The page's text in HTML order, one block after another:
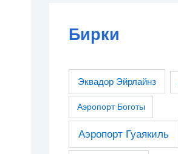
Бирки
Эквадор Эйрлайнз
Аэропорт Боготы
Аэропорт Гуаякиль